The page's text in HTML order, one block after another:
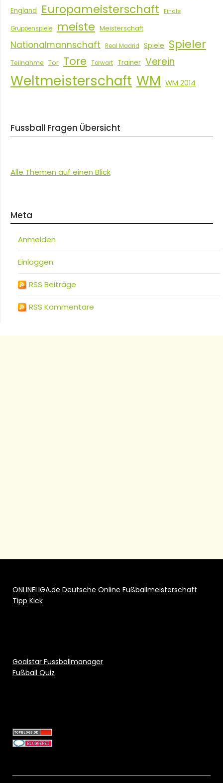
England Europameisterschaft Finale
Gruppenspiele meiste Meisterschaft
Nationalmannschaft Real Madrid Spiele Spieler
Teilnahme Tor Tore Torwart Trainer Verein
Weltmeisterschaft WM WM 2014
Fussball Fragen Übersicht
Alle Themen auf einen Blick
Meta
Anmelden
Einloggen
RSS Beiträge
RSS Kommentare
ONLINELIGA.de Deutsche Online Fußballmeisterschaft
Tipp Kick
Goalstar Fussballmanager
Fußball Quiz